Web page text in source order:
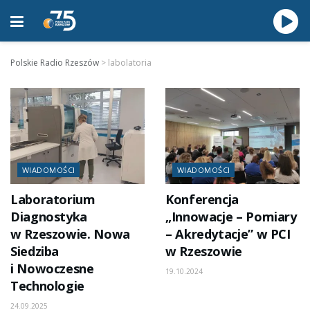
Polskie Radio Rzeszów > labolatoria
WIADOMOŚCI
Laboratorium
Diagnostyka
w Rzeszowie. Nowa
Siedziba
i Nowoczesne
Technologie
24.09.2025
WIADOMOŚCI
Konferencja
„Innowacje – Pomiary
– Akredytacje” w PCI
w Rzeszowie
19.10.2024